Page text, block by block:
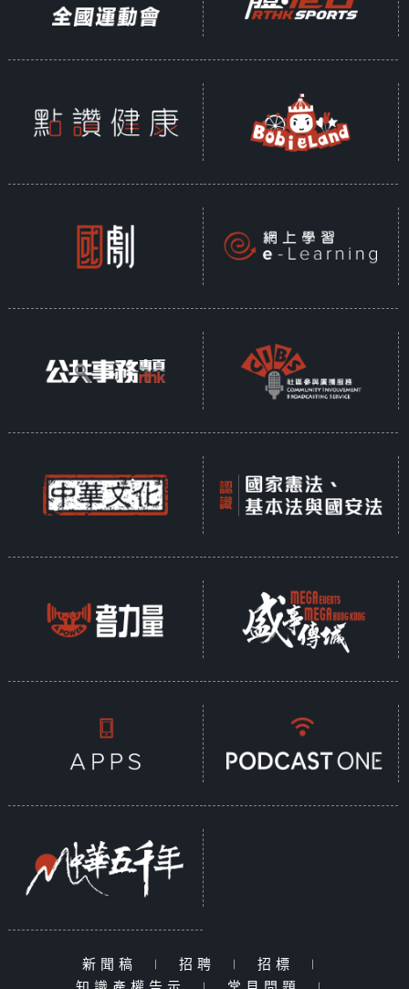
新聞稿 | 招聘 | 招標
|